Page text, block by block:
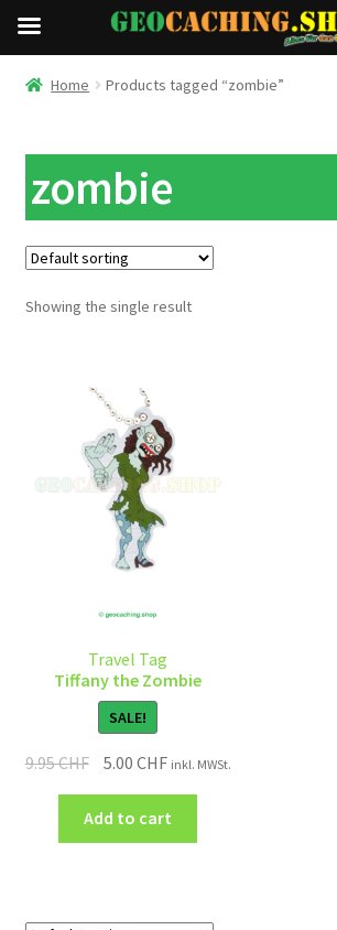
Home Products tagged “zombie”
zombie
Showing the single result
Travel Tag
Tiffany the Zombie
SALE!
9.95CHF 5.00 CHF inkl. MWSt.
Add to cart